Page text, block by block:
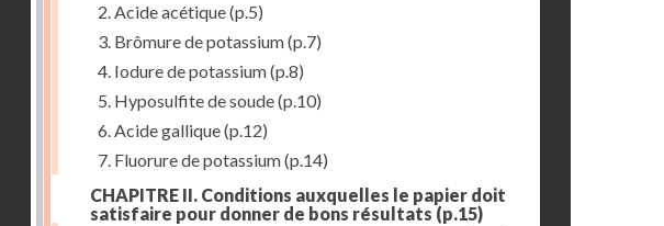
2. Acide acétique(p.5)
3. Brômure de potassium(p.7)
4. Iodure de potassium(p.8)
5. Hyposulfite de soude(p.10)
6. Acide gallique(p.12)
7. Fluorure de potassium(p.14)
CHAPITRE II. Conditions auxquelles le papier doit
satisfaire pour donner de bons résultats (p.15)